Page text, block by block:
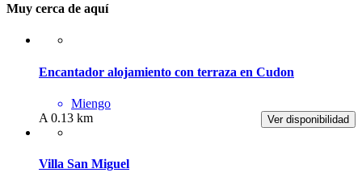
Muy cerca de aquí
Encantador alojamiento con terraza en Cudon
Miengo
Ver disponibilidad
A 0.13 km
Villa San Miguel